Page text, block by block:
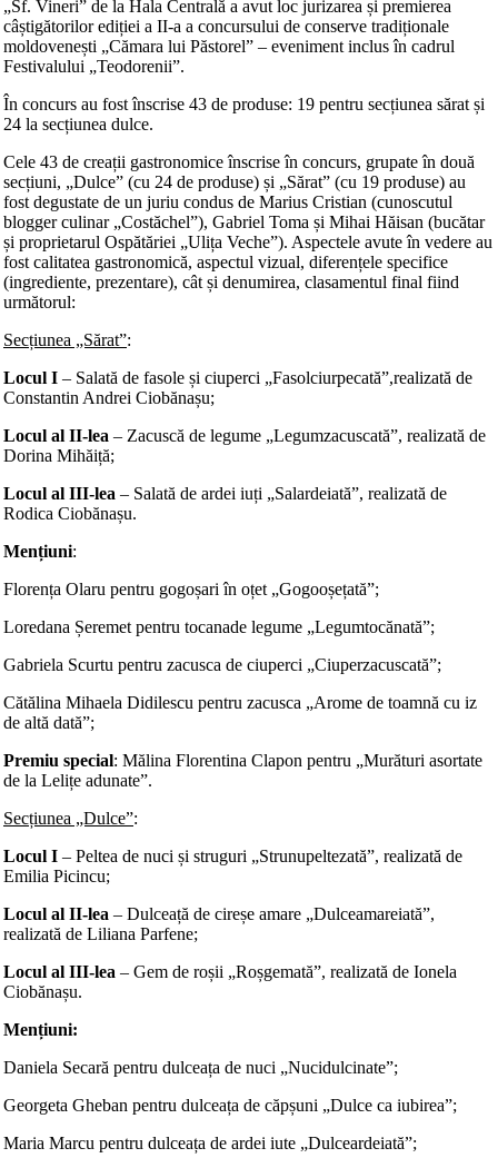
„Sf. Vineri” de la Hala Centrală a avut loc jurizarea și premierea
câștigătorilor ediției a II-a a concursului de conserve tradiționale
moldovenești „Cămara lui Păstorel” – eveniment inclus în cadrul
Festivalului „Teodorenii”.
În concurs au fost înscrise 43 de produse: 19 pentru secțiunea sărat și
24 la secțiunea dulce.
Cele 43 de creații gastronomice înscrise în concurs, grupate în două
secțiuni, „Dulce” (cu 24 de produse) și „Sărat” (cu 19 produse) au
fost degustate de un juriu condus de Marius Cristian (cunoscutul
blogger culinar „Costăchel”), Gabriel Toma și Mihai Hăisan (bucătar
și proprietarul Ospătăriei „Ulița Veche”). Aspectele avute în vedere au
fost calitatea gastronomică, aspectul vizual, diferențele specifice
(ingrediente, prezentare), cât și denumirea, clasamentul final fiind
următorul:
Secțiunea „Sărat”:
Locul I – Salată de fasole și ciuperci „Fasolciurpecată”,realizată de
Constantin Andrei Ciobănașu;
Locul al II-lea – Zacuscă de legume „Legumzacuscată”, realizată de
Dorina Mihăiță;
Locul al III-lea – Salată de ardei iuți „Salardeiată”, realizată de
Rodica Ciobănașu.
Mențiuni:
Florența Olaru pentru gogoșari în oțet „Gogooșețată”;
Loredana Șeremet pentru tocanade legume „Legumtocănată”;
Gabriela Scurtu pentru zacusca de ciuperci „Ciuperzacuscată”;
Cătălina Mihaela Didilescu pentru zacusca „Arome de toamnă cu iz
de altă dată”;
Premiu special: Mălina Florentina Clapon pentru „Murături asortate
de la Lelițe adunate”.
Secțiunea „Dulce”:
Locul I – Peltea de nuci și struguri „Strunupeltezată”, realizată de
Emilia Picincu;
Locul al II-lea – Dulceață de cireșe amare „Dulceamareiată”,
realizată de Liliana Parfene;
Locul al III-lea – Gem de roșii „Roșgemată”, realizată de Ionela
Ciobănașu.
Mențiuni:
Daniela Secară pentru dulceața de nuci „Nucidulcinate”;
Georgeta Gheban pentru dulceața de căpșuni „Dulce ca iubirea”;
Maria Marcu pentru dulceața de ardei iute „Dulceardeiată”;